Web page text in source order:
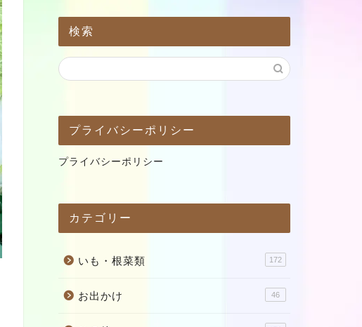
検索
プライバシーポリシー
プライバシーポリシー
カテゴリー
いも・根菜類 172
お出かけ 46